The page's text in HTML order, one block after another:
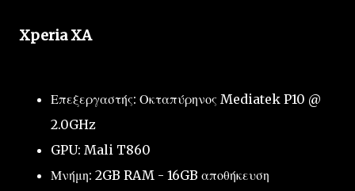
Xperia XA
Επεξεργαστής: Οκταπύρηνος Mediatek P10 @
2.0GHz
GPU: Mali T860
Μνήμη: 2GB RAM - 16GB αποθήκευση